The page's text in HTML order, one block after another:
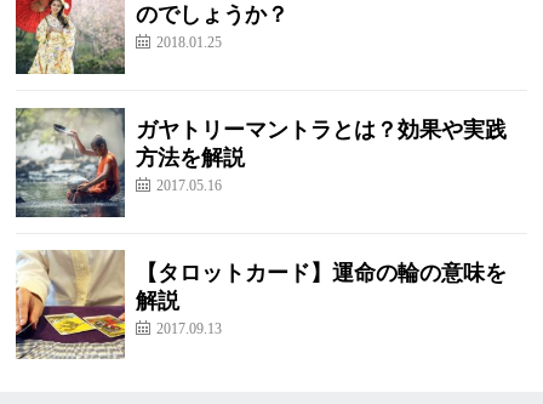
のでしょうか？
2018.01.25
ガヤトリーマントラとは？効果や実践
方法を解説
2017.05.16
【タロットカード】運命の輪の意味を
解説
2017.09.13